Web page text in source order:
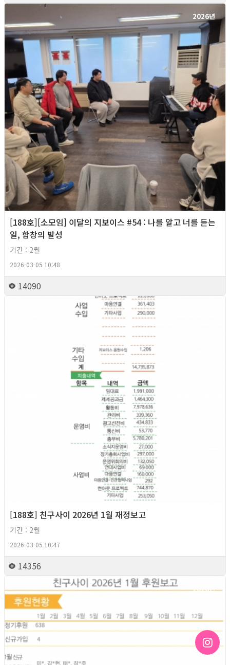
2026년
[188호][소모임] 이달의 지보이스 #54 : 나를 알고 너를 듣는
일, 합창의 발성
기간 : 2월
2026-03-05 10:48
14090
[188호] 친구사이 2026년 1월 재정보고
기간 : 2월
2026-03-05 10:47
14356
2026년